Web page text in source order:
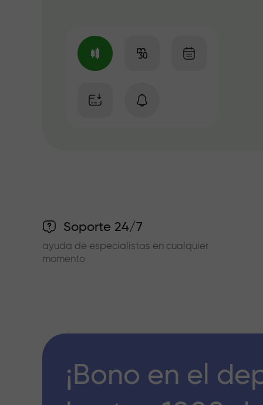
Soporte 24/7
ayuda de especialistas en cualquier
momento
¡Bono en el